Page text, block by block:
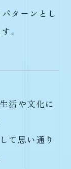
ターンとし
。
活や文化に
て思い通り